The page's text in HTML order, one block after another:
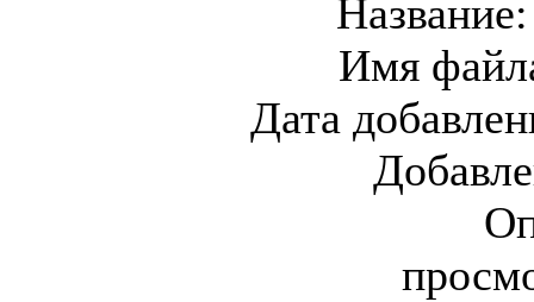
Имя
Дата